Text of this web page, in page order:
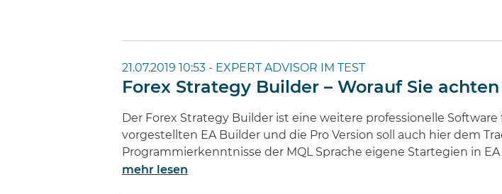
21.07.2019 10:53 - EXPERT ADVISOR IM TEST
Forex Strategy Builder – Worauf Sie
Der Forex Strategy Builder ist eine weitere professionelle
vorgestellten EA Builder und die Pro Version soll auch hier dem
Programmierkenntnisse der MQL Sprache eigene Startegien in
mehr lesen